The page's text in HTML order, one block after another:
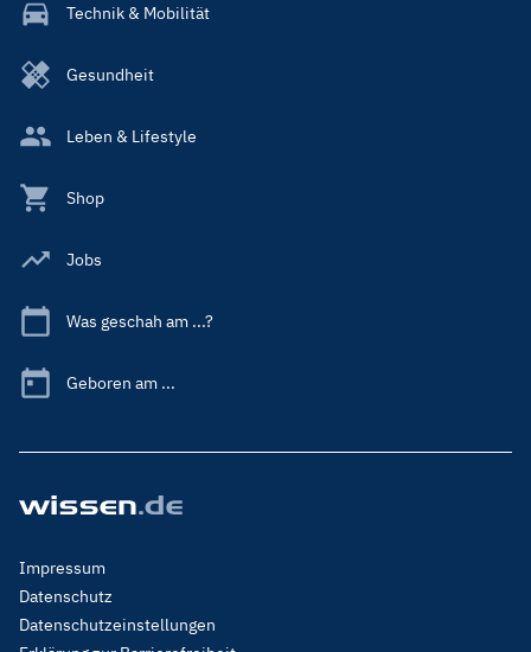
Technik & Mobilität
Gesundheit
Leben & Lifestyle
Shop
Jobs
Was geschah am ...?
Geboren am ...
Footer
Menu
Legal
Impressum
Datenschutz
Datenschutzeinstellungen